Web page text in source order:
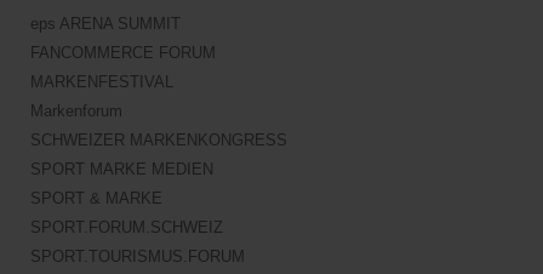
eps ARENA SUMMIT
FANCOMMERCE FORUM
MARKENFESTIVAL
Markenforum
SCHWEIZER MARKENKONGRESS
SPORT MARKE MEDIEN
SPORT & MARKE
SPORT.FORUM.SCHWEIZ
SPORT.TOURISMUS.FORUM